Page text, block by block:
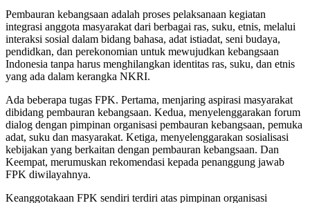
Pembauran kebangsaan adalah proses pelaksanaan kegiatan
integrasi anggota masyarakat dari berbagai ras, suku, etnis, melalui
interaksi sosial dalam bidang bahasa, adat istiadat, seni budaya,
pendidkan, dan perekonomian untuk mewujudkan kebangsaan
Indonesia tanpa harus menghilangkan identitas ras, suku, dan etnis
yang ada dalam kerangka NKRI.
Ada beberapa tugas FPK. Pertama, menjaring aspirasi masyarakat
dibidang pembauran kebangsaan. Kedua, menyelenggarakan forum
dialog dengan pimpinan organisasi pembauran kebangsaan, pemuka
adat, suku dan masyarakat. Ketiga, menyelenggarakan sosialisasi
kebijakan yang berkaitan dengan pembauran kebangsaan. Dan
Keempat, merumuskan rekomendasi kepada penanggung jawab
FPK diwilayahnya.
Keanggotakaan FPK sendiri terdiri atas pimpinan organisasi